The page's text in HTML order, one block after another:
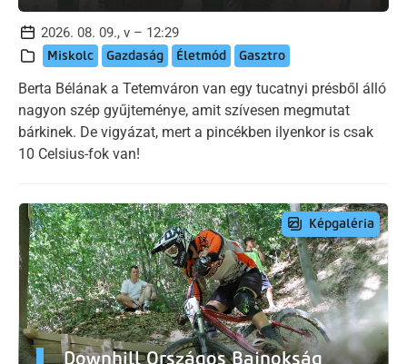
2026. 08. 09., v – 12:29
Miskolc Gazdaság Életmód Gasztro
Berta Bélának a Tetemváron van egy tucatnyi présből álló
nagyon szép gyűjteménye, amit szívesen megmutat
bárkinek. De vigyázat, mert a pincékben ilyenkor is csak
10 Celsius-fok van!
Képgaléria
Downhill Országos Bajnokság